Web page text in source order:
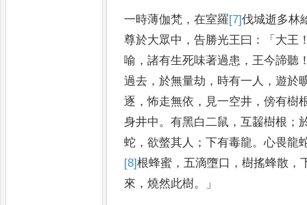
一時薄伽梵 ，在室羅[7]伐城逝多林
尊於大眾中 ，告勝光王曰 ：「 大王
喻 ，諸有生死味著過患 ，王今諦聽
過去 ，於無量劫 ， 時有一人 ，遊於
逐 ，怖走無依 ， 見一空井 ，傍有樹
身井中。有黑白二鼠 ，互齧樹根 ；
蛇 ，欲螫其人 ；下有毒龍。心畏龍
[8]根蜂蜜 ，五滴墮口 ，樹搖蜂散 ，
來 ，燒然此樹。」